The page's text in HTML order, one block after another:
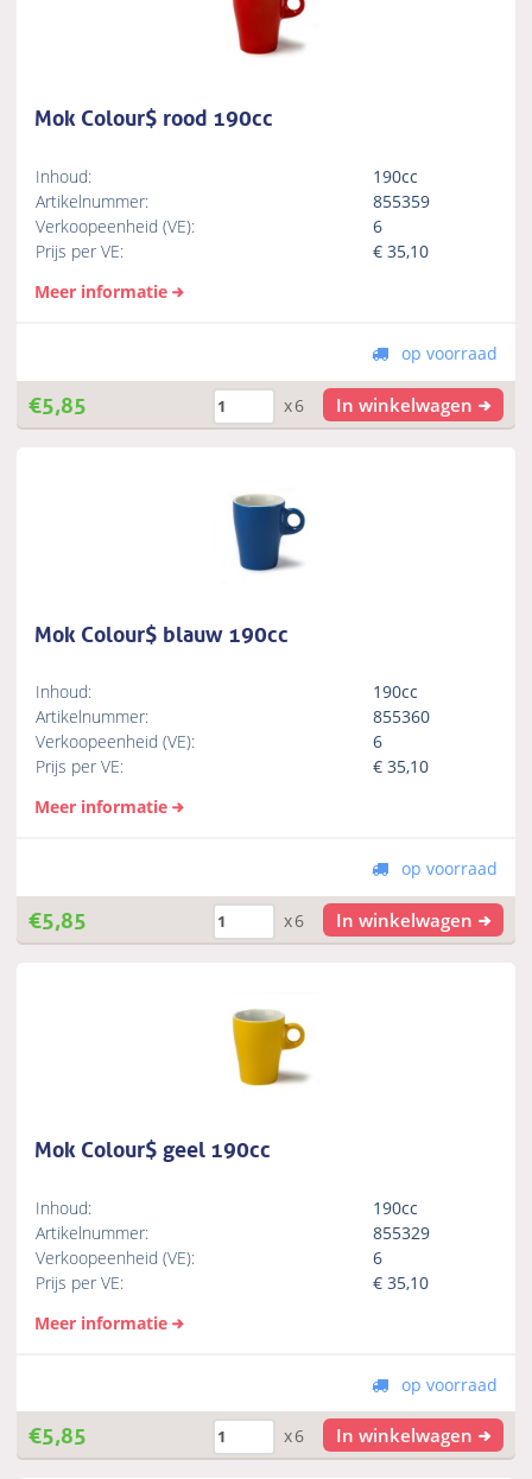
Mok Colour$ rood 190cc
Inhoud:
190cc
Artikelnummer:
855359
Verkoopeenheid (VE):
6
Prijs per VE:
€35,10
Meer informatie
op voorraad
€5,85 x6 In winkelwagen
Mok Colour$ blauw 190cc
Inhoud:
190cc
Artikelnummer:
855360
Verkoopeenheid (VE):
6
Prijs per VE:
€35,10
Meer informatie
op voorraad
€5,85 x6 In winkelwagen
Mok Colour$ geel 190cc
Inhoud:
190cc
Artikelnummer:
855329
Verkoopeenheid (VE):
6
Prijs per VE:
€35,10
Meer informatie
op voorraad
€5,85 x6 In winkelwagen